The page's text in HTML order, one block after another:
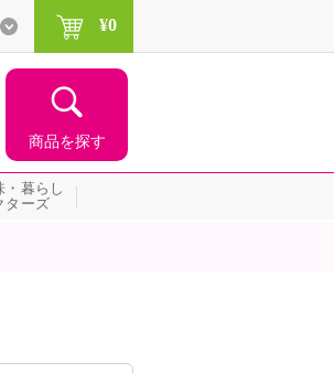
商品を探す
¥0
・暮らし
ターズ